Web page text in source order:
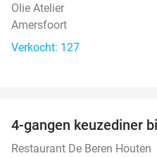
Olie Atelier
Amersfoort
Verkocht: 127
4-gangen keuzediner
Restaurant De Beren Houten